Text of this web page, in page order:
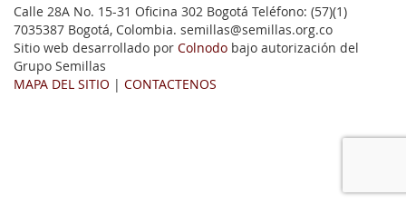
Calle 28A No. 15-31 Oficina 302 Bogotá Teléfono: (57)(1)
7035387 Bogotá, Colombia. semillas@semillas.org.co
Sitio web desarrollado por Colnodo bajo autorización del
Grupo Semillas
MAPA DEL SITIO | CONTACTENOS